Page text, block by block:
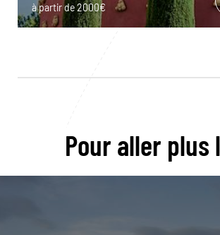
à partir de 2000€
Pour aller plus